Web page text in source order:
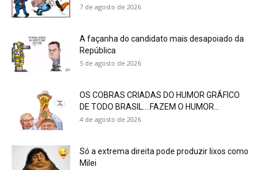
7 de agosto de 2026
A façanha do candidato mais desapoiado da
República
5 de agosto de 2026
OS COBRAS CRIADAS DO HUMOR GRÁFICO
DE TODO BRASIL….FAZEM O HUMOR...
4 de agosto de 2026
Só a extrema direita pode produzir lixos como
Milei